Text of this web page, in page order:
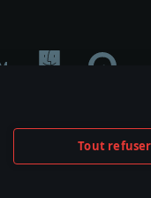
Tout refuser
développement du jeu, le
respective owners.